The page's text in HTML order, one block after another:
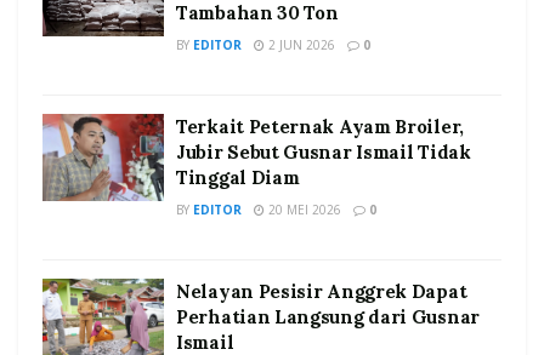
Tambahan 30 Ton
BY EDITOR 2 JUN 2026 0
Terkait Peternak Ayam Broiler,
Jubir Sebut Gusnar Ismail Tidak
Tinggal Diam
BY EDITOR 20 MEI 2026 0
Nelayan Pesisir Anggrek Dapat
Perhatian Langsung dari Gusnar
Ismail